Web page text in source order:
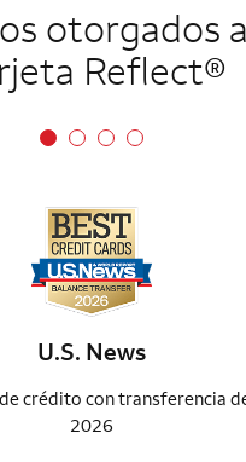
otorgados
Reflect®
U.S. News
crédito con transferencia
2026